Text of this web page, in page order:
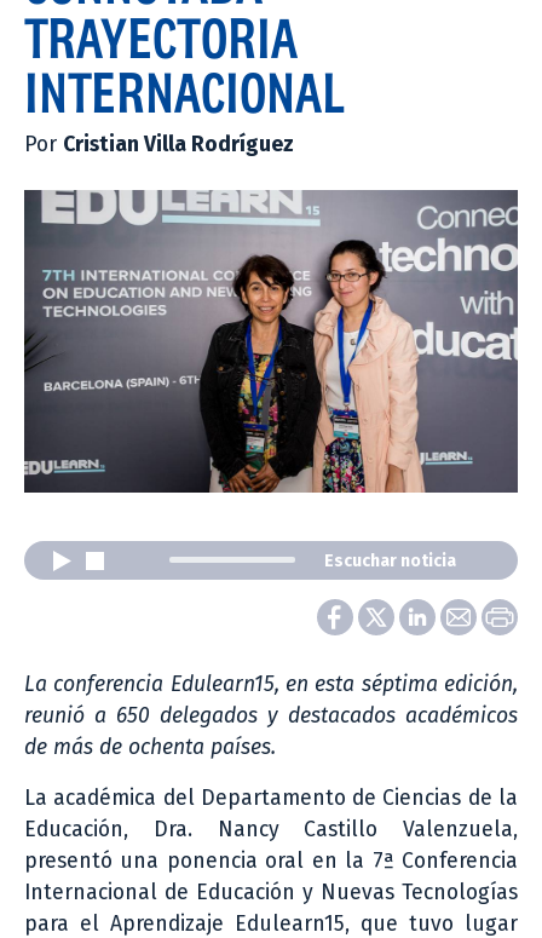
TRAYECTORIA
INTERNACIONAL
Por Cristian Villa Rodríguez
Escuchar noticia
La conferencia Edulearn15, en esta séptima edición,
reunió a 650 delegados y destacados académicos
de más de ochenta países.
La académica del Departamento de Ciencias de la
Educación, Dra. Nancy Castillo Valenzuela,
presentó una ponencia oral en la 7ª Conferencia
Internacional de Educación y Nuevas Tecnologías
para el Aprendizaje Edulearn15, que tuvo lugar